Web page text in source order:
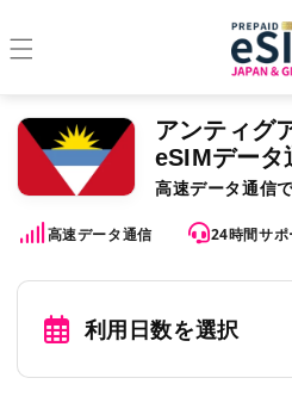
アンティグ
eSIMデータ
高速データ通信
高速データ通信 24時間サポ
利用日数を選択